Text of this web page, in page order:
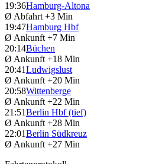
19:36Hamburg-Altona
Ø Abfahrt +3 Min
19:47Hamburg Hbf
Ø Ankunft +7 Min
20:14Büchen
Ø Ankunft +18 Min
20:41Ludwigslust
Ø Ankunft +20 Min
20:58Wittenberge
Ø Ankunft +22 Min
21:51Berlin Hbf (tief)
Ø Ankunft +28 Min
22:01Berlin Südkreuz
Ø Ankunft +27 Min